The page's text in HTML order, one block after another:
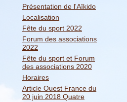
Présentation de l'Aïkido
Localisation
Fête du sport 2022
Forum des associations
2022
Fête du sport et Forum
des associations 2020
Horaires
Article Ouest France du
20 juin 2018 Quatre